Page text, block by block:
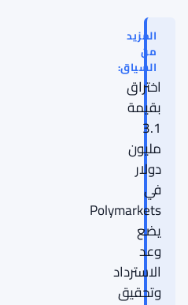
المزيد
من
السياق:
اختراق
بقيمة
3.1
مليون
دولار
في
Polymarkets
يضع
وعد
الاسترداد
وتحقيق